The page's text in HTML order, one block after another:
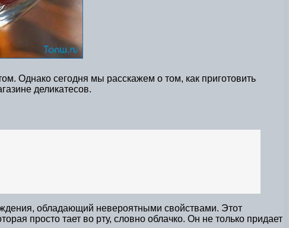
Однако сегодня мы расскажем о том, как приготовить
деликатесов.
обладающий невероятными свойствами. Этот
просто тает во рту, словно облачко. Он не только придает